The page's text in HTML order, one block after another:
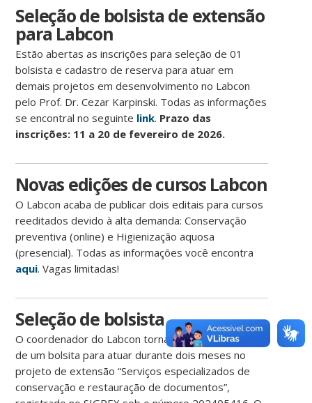
Seleção de bolsista de extensão
para Labcon
Estão abertas as inscrições para seleção de 01
bolsista e cadastro de reserva para atuar em
demais projetos em desenvolvimento no Labcon
pelo Prof. Dr. Cezar Karpinski. Todas as informações
se encontral no seguinte link. Prazo das
inscrições: 11 a 20 de fevereiro de 2026.
Novas edições de cursos Labcon
O Labcon acaba de publicar dois editais para cursos
reeditados devido à alta demanda: Conservação
preventiva (online) e Higienização aquosa
(presencial). Todas as informações você encontra
aqui. Vagas limitadas!
Seleção de bolsista
O coordenador do Labcon torna pública a seleção
de um bolsita para atuar durante dois meses no
projeto de extensão “Serviços especializados de
conservação e restauração de documentos”,